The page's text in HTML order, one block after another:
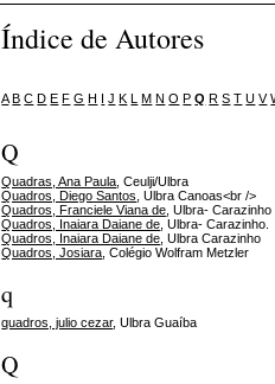
Índice de Autores
A B C D E F G H I J K L M N O P Q R S T U V
Q
Quadras, Ana Paula , Ceulji/Ulbra
Quadros, Diego Santos , Ulbra Canoas<br />
Quadros, Franciele Viana de , Ulbra- Carazinho
Quadros, Inaiara Daiane de , Ulbra- Carazinho.
Quadros, Inaiara Daiane de , Ulbra Carazinho
Quadros, Josiara , Colégio Wolfram Metzler
q
quadros, julio cezar, Ulbra Guaíba
Q